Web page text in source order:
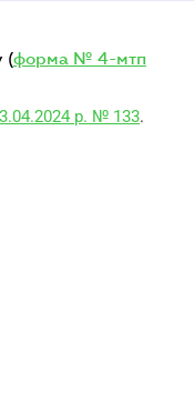
(форма № 4-мтп
р. № 133.